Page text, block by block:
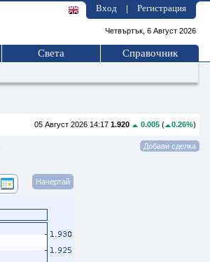
Вход Регистрация
Четвъртък, 6 Август 2026
Света Справочник
05 Август 2026 14:17 1.920 0.005 ( 0.26%)